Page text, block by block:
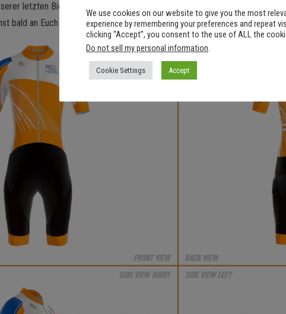
letzten Bioracer Bestellung teilgenommen haben: die Artikel sind
bald an Euch verteilt.
We use cookies on our website to give you the most
experience by remembering your preferences and repeat
clicking “Accept”, you consent to the use of ALL the
Do not sell my personal information.
Cookie Settings Accept